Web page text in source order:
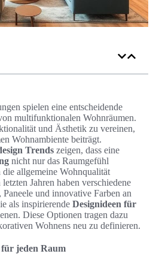
spielen eine entscheidende
multifunktionalen Wohnräumen.
und Ästhetik zu vereinen,
Wohnambiente beiträgt.
Trends zeigen, dass eine
nicht nur das Raumgefühl
die allgemeine Wohnqualität
Jahren haben verschiedene
und innovative Farben an
als inspirierende Designideen für
Diese Optionen tragen dazu
Wohnens neu zu definieren.
für jeden Raum